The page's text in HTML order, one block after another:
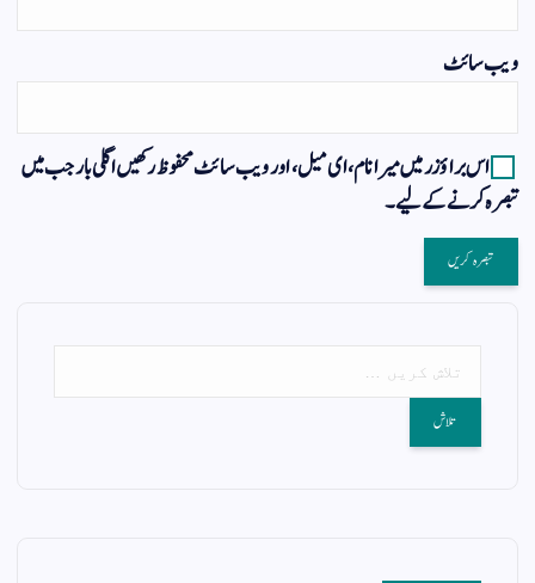
ویب‌ سائٹ
اس براؤزر میں میرا نام، ای میل، اور ویب سائٹ محفوظ رکھیں اگلی بار جب میں
تبصرہ کرنے کےلیے۔